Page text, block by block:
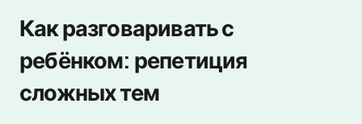
Как разговаривать с
ребёнком: репетиция
сложных тем